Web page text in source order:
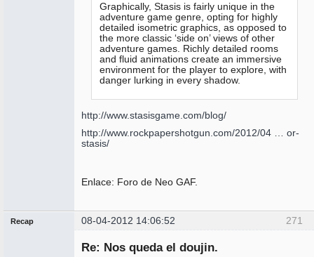
Graphically, Stasis is fairly unique in the
adventure game genre, opting for highly
detailed isometric graphics, as opposed to
the more classic ‘side on’ views of other
adventure games. Richly detailed rooms
and fluid animations create an immersive
environment for the player to explore, with
danger lurking in every shadow.
http://www.stasisgame.com/blog/
http://www.rockpapershotgun.com/2012/04 … or-
stasis/
Enlace: Foro de Neo GAF.
271
Recap 08-04-2012 14:06:52
Re: Nos queda el doujin.